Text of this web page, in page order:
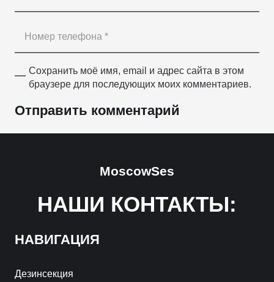
Сохранить моё имя, email и адрес сайта в этом
браузере для последующих моих комментариев.
Отправить комментарий
НАШИ КОНТАКТЫ:
MoscowSes
НАВИГАЦИЯ
Дезинсекция